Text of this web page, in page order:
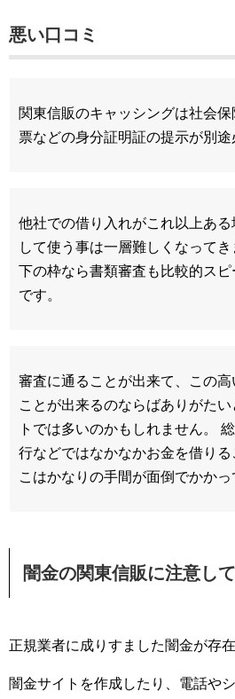
悪い口コミ
関東信販のキャッシングは社会
票などの身分証明証の提示が別途
他社での借り入れがこれ以上あ
して使う事は一層難しくなって
下の枠なら書類審査も比較的スピ
です。
審査に通ることが出来て、この
ことが出来るのならばありがた
トでは多いのかもしれません。
行などではなかなかお金を借りる
こはかなりの手間が面倒でかかっ
闇金の関東信販に注意し
正規業者に成りすました闇金が存在
闇金サイトを作成したり、電話や